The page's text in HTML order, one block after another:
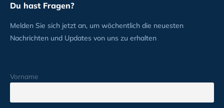
Du hast Fragen?
Melden Sie sich jetzt an, um wöchentlich die neuesten
Nachrichten und Updates von uns zu erhalten
Vorname